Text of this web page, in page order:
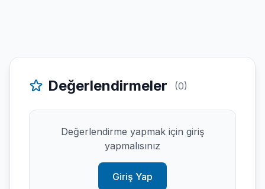
Değerlendirmeler (0)
Değerlendirme yapmak için giriş
yapmalısınız
Giriş Yap